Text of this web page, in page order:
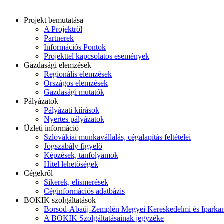
Projekt bemutatása
A Projektről
Partnerek
Információs Pontok
Projekttel kapcsolatos események
Gazdasági elemzések
Regionális elemzések
Országos elemzések
Gazdasági mutatók
Pályázatok
Pályázati kiírások
Nyertes pályázatok
Üzleti információ
Szlovákiai munkavállalás, cégalapítás feltételei
Jogszabály figyelő
Képzések, tanfolyamok
Hitel lehetőségek
Cégekről
Sikerek, elismerések
Céginformációs adatbázis
BOKIK szolgáltatások
Borsod-Abaúj-Zemplén Megyei Kereskedelmi és
A BOKIK Szolgáltatásainak jegyzéke